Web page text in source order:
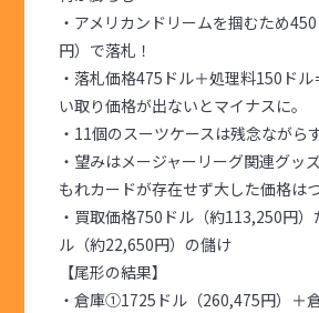
・アメリカンドリームを掴むため
円）で落札！
・落札価格475ドル＋処理料150ド
い取り価格が出ないとマイナスに。
・11個のスーツケースは残念ながら
・望みはメージャーリーグ関連グッ
もれカードが存在せず大した価格は
・買取価格750ドル（約113,250円
ル（約22,650円）の儲け
【尾形の結果】
・倉庫①1725ドル（260,475円）＋